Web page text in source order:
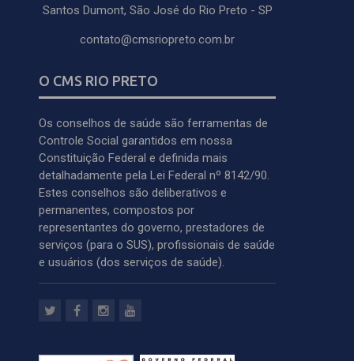
Santos Dumont, São José do Rio Preto - SP
contato@cmsriopreto.com.br
O CMS RIO PRETO
Os conselhos de saúde são ferramentas de
Controle Social garantidos em nossa
Constituição Federal e definida mais
detalhadamente pela Lei Federal nº 8142/90.
Estes conselhos são deliberativos e
permanentes, compostos por
representantes do governo, prestadores de
serviços (para o SUS), profissionais de saúde
e usuários (dos serviços de saúde).